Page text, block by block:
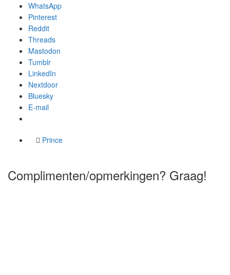
WhatsApp
Pinterest
Reddit
Threads
Mastodon
Tumblr
LinkedIn
Nextdoor
Bluesky
E-mail
Prince
Complimenten/opmerkingen? Graag!